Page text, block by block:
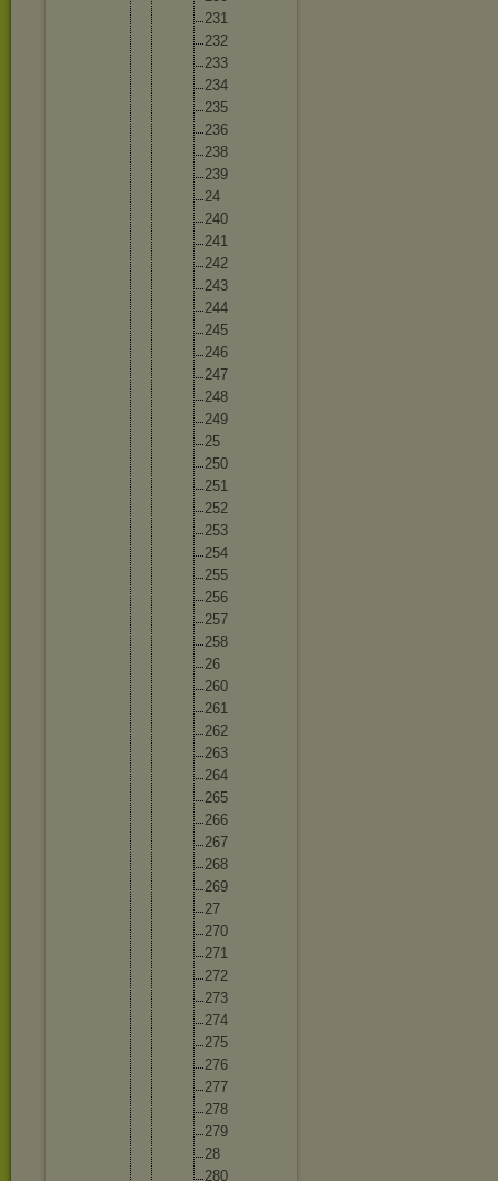
231
232
233
234
235
236
238
239
24
240
241
242
243
244
245
246
247
248
249
25
250
251
252
253
254
255
256
257
258
26
260
261
262
263
264
265
266
267
268
269
27
270
271
272
273
274
275
276
277
278
279
28
280